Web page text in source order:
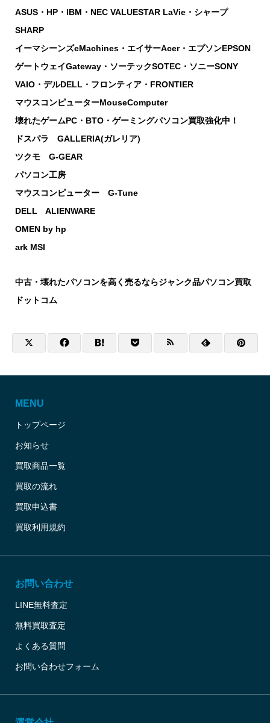
ASUS・HP・IBM・NEC VALUESTAR LaVie・シャープ
SHARP
イーマシーンズeMachines・エイサーAcer・エプソンEPSON
ゲートウェイGateway・ソーテックSOTEC・ソニーSONY
VAIO・デルDELL・フロンティア・FRONTIER
マウスコンピューターMouseComputer
壊れたゲームPC・BTO・ゲーミングパソコン買取強化中！
ドスパラ GALLERIA(ガレリア)
ツクモ G-GEAR
パソコン工房
マウスコンピューター G-Tune
DELL ALIENWARE
OMEN by hp
ark MSI
中古・壊れたパソコンを高く売るならジャンク品パソコン買取
ドットコム
MENU
トップページ
お知らせ
買取商品一覧
買取の流れ
買取申込書
買取利用規約
お問い合わせ
LINE無料査定
無料買取査定
よくある質問
お問い合わせフォーム